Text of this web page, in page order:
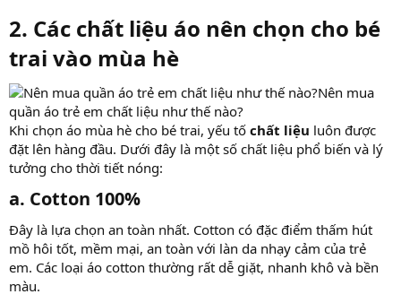
2. Các chất liệu áo nên chọn cho bé
trai vào mùa hè
Nên mua
quần áo trẻ em chất liệu như thế nào?
Khi chọn áo mùa hè cho bé trai, yếu tố chất liệu luôn được
đặt lên hàng đầu. Dưới đây là một số chất liệu phổ biến và lý
tưởng cho thời tiết nóng:
a. Cotton 100%
Đây là lựa chọn an toàn nhất. Cotton có đặc điểm thấm hút
mồ hôi tốt, mềm mại, an toàn với làn da nhạy cảm của trẻ
em. Các loại áo cotton thường rất dễ giặt, nhanh khô và bền
màu.